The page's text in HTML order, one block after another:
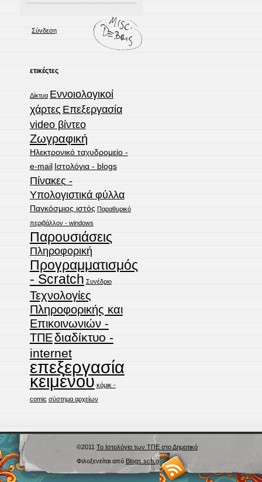
Σύνδεση
ετικέςτες
Δίκτυα Εννοιολογικοί
χάρτες Επεξεργασία
video βίντεο
Ζωγραφική
Ηλεκτρονικό ταχυδρομείο -
e-mail
Ιστολόγια - blogs
Πίνακες -
Υπολογιστικά φύλλα
Παγκόσμιος ιστός Παραθυρικό
περιβάλλον - windows
Παρουσιάσεις
Πληροφορική
Προγραμματισμός
- Scratch Συνέδριο
Τεχνολογίες
Πληροφορικής και
Επικοινωνιών -
ΤΠΕδιαδίκτυο -
internet
επεξεργασία
κειμένου κόμικ -
comic σύστημα αρχείων
©2011 Το Ιστολόγιο των ΤΠΕ στο Δημοτικό
Φιλοξενείται από Blogs.sch.gr